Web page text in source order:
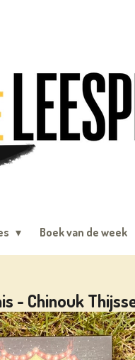
Boek van de week
- Chinouk